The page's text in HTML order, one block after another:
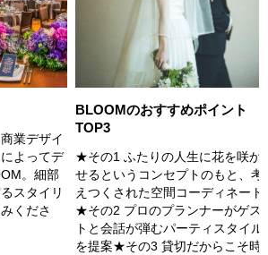
業デザイ
よってデ
。細部
スタイリ
くださ
BLOOMのおすすめポイント
TOP3
★その1 ふたりの人生に花を咲か
せるというコンセプトのもと、考
えつくされた空間コーディネート
★その2 プロのプランナーがゲス
トと会話が弾むパーティスタイル
を提案★その3 貸切だからこそ時